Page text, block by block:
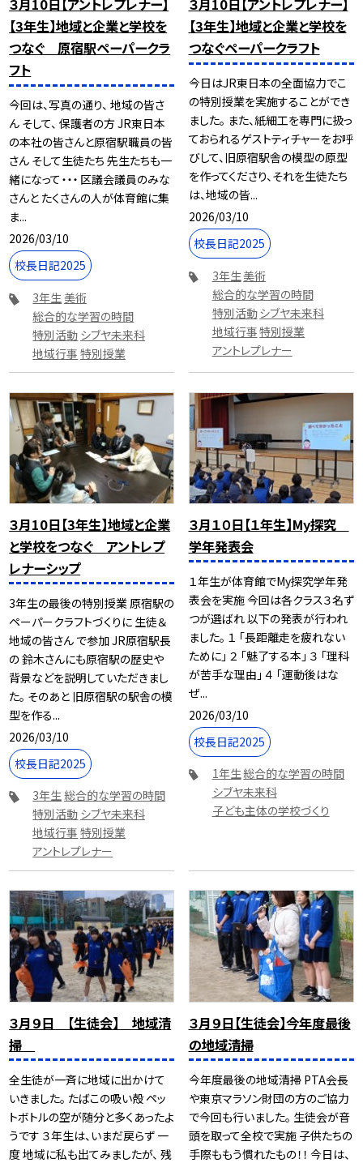
３月10日【アントレプレナー】
【3年生】地域と企業と学校を
つなぐ 原宿駅ペーパークラ
フト
今回は、写真の通り、 地域の皆さ
ん そして、 保護者の方 JR東日本
の本社の皆さんと原宿駅職員の皆
さん そして生徒たち 先生たちも一
緒になって・・・ 区議会議員のみな
さんと たくさんの人が体育館に集
ま...
2026/03/10
校長日記2025
3年生 美術
総合的な学習の時間
特別活動 シブヤ未来科
地域行事 特別授業
３月10日【アントレプレナー】
【3年生】地域と企業と学校を
つなぐペーパークラフト
今日はJR東日本の全面協力でこ
の特別授業を実施することができ
ました。 また、紙細工を専門に扱っ
ておられるゲストティチャーをお呼
びして、旧原宿駅舎の模型の原型
を作ってくださり、それを生徒たち
は、地域の皆...
2026/03/10
校長日記2025
3年生 美術
総合的な学習の時間
特別活動シブヤ未来科
地域行事特別授業
アントレプレナー
３月10日【3年生】地域と企業
と学校をつなぐ アントレプ
レナーシップ
3年生の最後の特別授業 原宿駅の
ペーパークラフトづくりに 生徒＆
地域の皆さん で参加 JR原宿駅長
の 鈴木さんにも原宿駅の歴史や
背景などを説明していただきまし
た。 そのあと 旧原宿駅の駅舎の模
型を作る...
2026/03/10
校長日記2025
3年生総合的な学習の時間
特別活動 シブヤ未来科
地域行事 特別授業
アントレプレナー
３月１０日【１年生】My探究
学年発表会
１年生が体育館でMy探究学年発
表会を実施 今回は各クラス３名ず
つが選ばれ 以下の発表が行われ
ました。 １ 「長距離走を疲れない
ために」 ２ 「魅了する本」 ３ 「理科
が苦手な理由」 ４ 「運動後はな
ぜ...
2026/03/10
校長日記2025
1年生総合的な学習の時間
シブヤ未来科
子ども主体の学校づくり
３月９日 【生徒会】 地域清
掃
全生徒が一斉に地域に出かけて
いきました。 たばこの吸い殻 ペッ
トボトルの空が随分と多くあったよ
うです ３年生は、いまだ戻らず 一
度 地域に私も出てみましたが、 残
３月９日【生徒会】今年度最後
の地域清掃
今年度最後の地域清掃 PTA会長
や東京マラソン財団の方のご協力
で今回も行いました。 生徒会が音
頭を取って全校で実施 子供たちの
手際ももう慣れたもの！！ 今日は、